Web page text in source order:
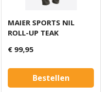
MAIER SPORTS NIL
ROLL-UP TEAK
€ 99,95
Bestellen